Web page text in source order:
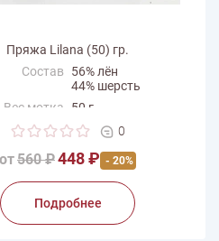
Пряжа Lilana (50) гр.
от560 ₽448 ₽ - 20%
Состав
56% лён
44% шерсть
Вес мотка
50 г
Длина нити 165 м
Schulana
0
Подробнее